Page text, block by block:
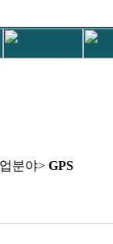
분야> GPS